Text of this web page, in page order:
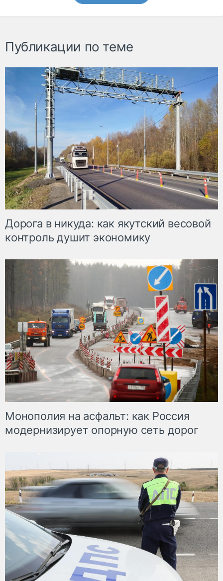
Публикации по теме
Дорога в никуда: как якутский весовой
контроль душит экономику
Монополия на асфальт: как Россия
модернизирует опорную сеть дорог